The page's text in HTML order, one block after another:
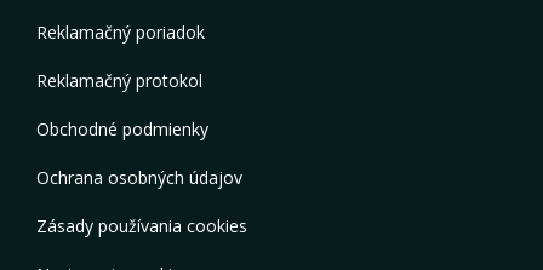
Reklamačný poriadok
Reklamačný protokol
Obchodné podmienky
Ochrana osobných údajov
Zásady používania cookies